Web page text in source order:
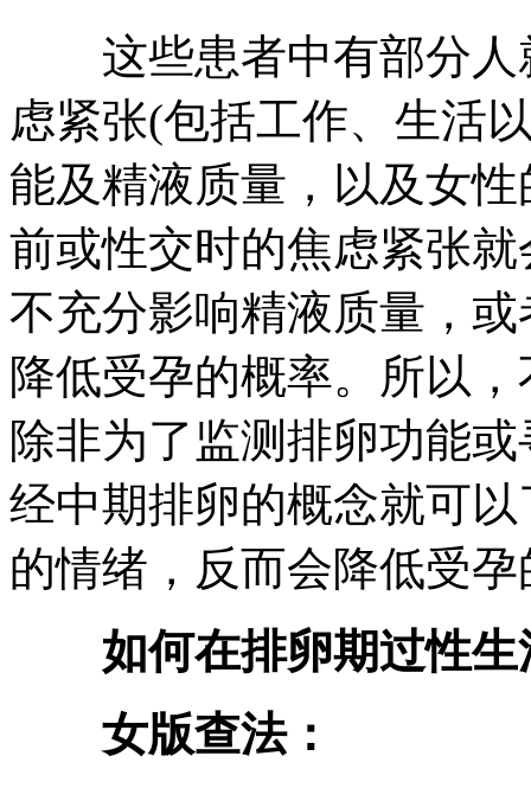
这些患者中有部分人
虑紧张(包括工作、生活
能及精液质量，以及女
前或性交时的焦虑紧张
不充分影响精液质量，
降低受孕的概率。所以
除非为了监测排卵功能
经中期排卵的概念就可
的情绪，反而会降低受
如何在排卵期过性生
女版查法：